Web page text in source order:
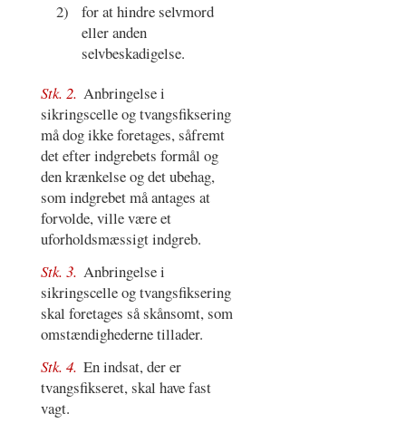
2)
for at hindre selvmord
eller anden
selvbeskadigelse.
Stk. 2. Anbringelse i
sikringscelle og tvangsfiksering
må dog ikke foretages, såfremt
det efter indgrebets formål og
den krænkelse og det ubehag,
som indgrebet må antages at
forvolde, ville være et
uforholdsmæssigt indgreb.
Stk. 3. Anbringelse i
sikringscelle og tvangsfiksering
skal foretages så skånsomt, som
omstændighederne tillader.
Stk. 4. En indsat, der er
tvangsfikseret, skal have fast
vagt.